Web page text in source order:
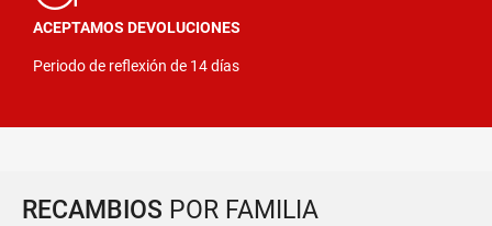
ACEPTAMOS DEVOLUCIONES
Periodo de reflexión de 14 días
RECAMBIOS POR FAMILIA